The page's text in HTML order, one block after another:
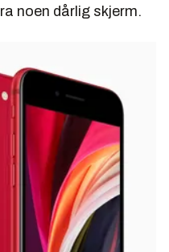
noen dårlig skjerm.